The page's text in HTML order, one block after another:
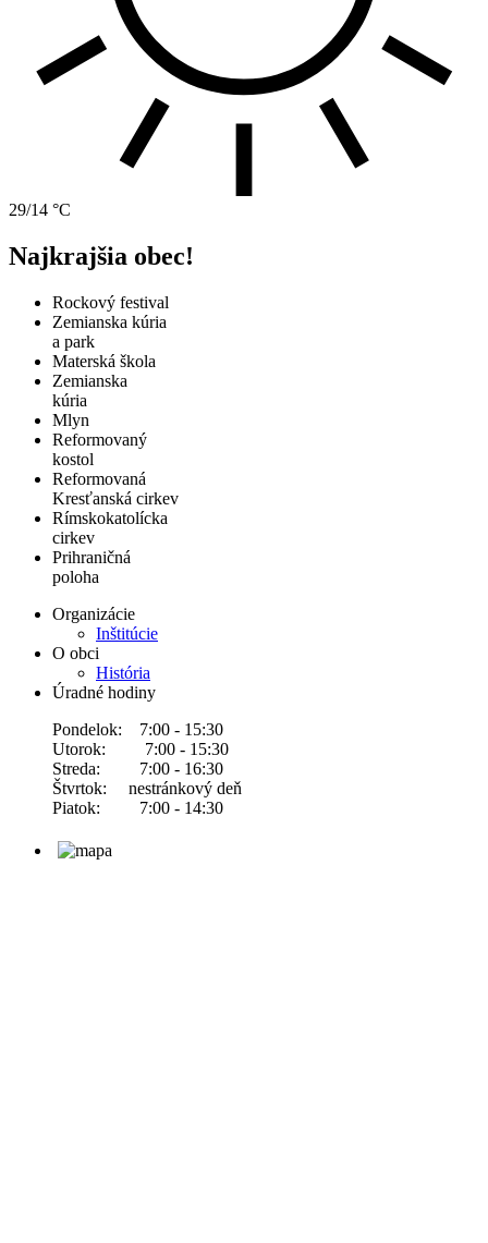
29/14 °C
Najkrajšia obec!
Rockový festival
Zemianska kúria
a park
Materská škola
Zemianska
kúria
Mlyn
Reformovaný
kostol
Reformovaná
Kresťanská cirkev
Rímskokatolícka
cirkev
Prihraničná
poloha
Organizácie
Inštitúcie
O obci
História
Úradné hodiny
Pondelok: 7:00 - 15:30
Utorok: 7:00 - 15:30
Streda: 7:00 - 16:30
Štvrtok: nestránkový deň
Piatok: 7:00 - 14:30